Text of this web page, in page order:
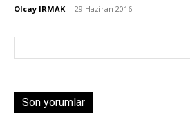
Olcay IRMAK - 29 Haziran 2016
Son yorumlar